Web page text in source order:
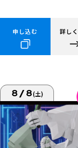
申し込む 詳し
8/8(土)